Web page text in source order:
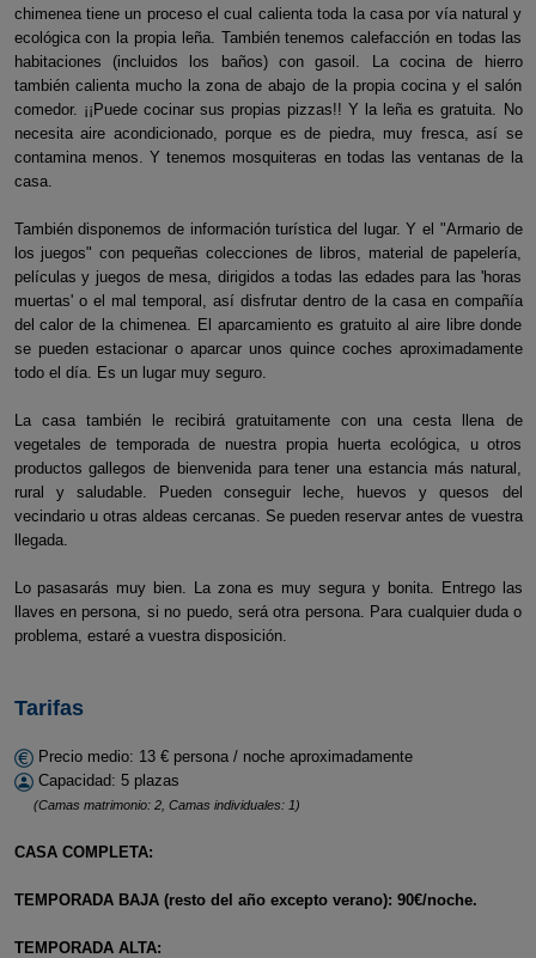
chimenea tiene un proceso el cual calienta toda la casa por vía natural y
ecológica con la propia leña. También tenemos calefacción en todas las
habitaciones (incluidos los baños) con gasoil. La cocina de hierro
también calienta mucho la zona de abajo de la propia cocina y el salón
comedor. ¡¡Puede cocinar sus propias pizzas!! Y la leña es gratuita. No
necesita aire acondicionado, porque es de piedra, muy fresca, así se
contamina menos. Y tenemos mosquiteras en todas las ventanas de la
casa.
También disponemos de información turística del lugar. Y el "Armario de
los juegos" con pequeñas colecciones de libros, material de papelería,
películas y juegos de mesa, dirigidos a todas las edades para las 'horas
muertas' o el mal temporal, así disfrutar dentro de la casa en compañía
del calor de la chimenea. El aparcamiento es gratuito al aire libre donde
se pueden estacionar o aparcar unos quince coches aproximadamente
todo el día. Es un lugar muy seguro.
La casa también le recibirá gratuitamente con una cesta llena de
vegetales de temporada de nuestra propia huerta ecológica, u otros
productos gallegos de bienvenida para tener una estancia más natural,
rural y saludable. Pueden conseguir leche, huevos y quesos del
vecindario u otras aldeas cercanas. Se pueden reservar antes de vuestra
llegada.
Lo pasasarás muy bien. La zona es muy segura y bonita. Entrego las
llaves en persona, si no puedo, será otra persona. Para cualquier duda o
problema, estaré a vuestra disposición.
Tarifas
Precio medio: 13 € persona / noche aproximadamente
Capacidad: 5 plazas
(Camas matrimonio: 2, Camas individuales: 1)
CASA COMPLETA:
TEMPORADA BAJA (resto del año excepto verano): 90€/noche.
TEMPORADA ALTA: